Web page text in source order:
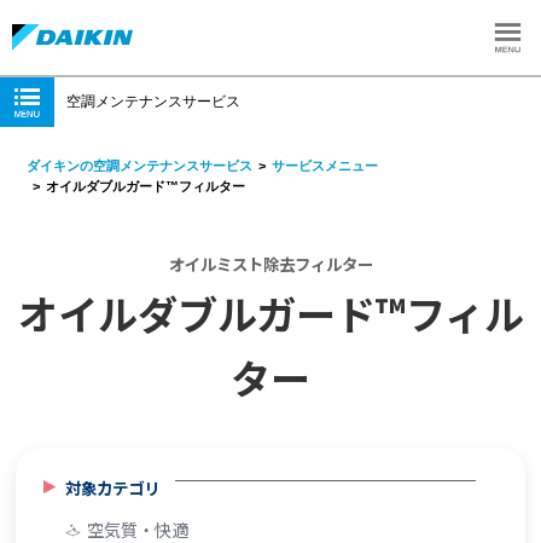
空調メンテナンスサービス
ダイキンの空調メンテナンスサービス
サービスメニュー
オイルダブルガード™フィルター
オイルミスト除去フィルター
オイルダブルガード™フィル
ター
対象カテゴリ
空気質・快適